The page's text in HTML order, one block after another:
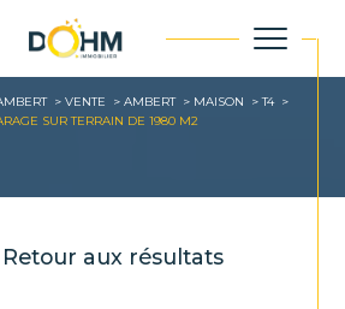
VENTE AMBERT MAISON
T4
SUR TERRAIN DE 1980 M2
Retour aux résultats